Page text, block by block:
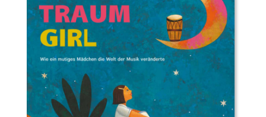
Buchautor*in: Margarita Engle
Illustrator*in:
Rafael López
Übersetzer*in: Anne Brauner
Verlag:Gratitude Verlag
Genre: Bilderbuch
Typ: Gebunden
Seiten:48